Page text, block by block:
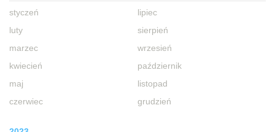
styczeń
luty
marzec
kwiecień
maj
czerwiec
lipiec
sierpień
wrzesień
październik
listopad
grudzień